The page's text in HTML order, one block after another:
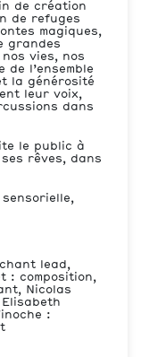
de création
de refuges
magiques,
grandes
vies, nos
l’ensemble
la générosité
leur voix,
dans
le public à
rêves, dans
sensorielle,
lead,
: composition,
Nicolas
: